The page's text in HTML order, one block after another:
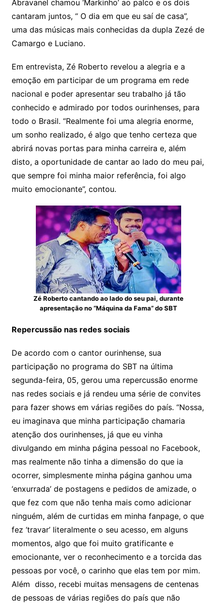
Abravanel chamou ‘Markinho’ ao palco e os dois
cantaram juntos, “ O dia em que eu saí de casa”,
uma das músicas mais conhecidas da dupla Zezé de
Camargo e Luciano.
Em entrevista, Zé Roberto revelou a alegria e a
emoção em participar de um programa em rede
nacional e poder apresentar seu trabalho já tão
conhecido e admirado por todos ourinhenses, para
todo o Brasil. “Realmente foi uma alegria enorme,
um sonho realizado, é algo que tenho certeza que
abrirá novas portas para minha carreira e, além
disto, a oportunidade de cantar ao lado do meu pai,
que sempre foi minha maior referência, foi algo
muito emocionante”, contou.
Zé Roberto cantando ao lado do seu pai, durante
apresentação no “Máquina da Fama” do SBT
Repercussão nas redes sociais
De acordo com o cantor ourinhense, sua
participação no programa do SBT na última
segunda-feira, 05, gerou uma repercussão enorme
nas redes sociais e já rendeu uma série de convites
para fazer shows em várias regiões do país. “Nossa,
eu imaginava que minha participação chamaria
atenção dos ourinhenses, já que eu vinha
divulgando em minha página pessoal no Facebook,
mas realmente não tinha a dimensão do que ia
ocorrer, simplesmente minha página ganhou uma
‘enxurrada’ de postagens e pedidos de amizade, o
que fez com que não tenha mais como adicionar
ninguém, além de curtidas em minha fanpage, o que
fez ‘travar’ literalmente o seu acesso, em alguns
momentos, algo que foi muito gratificante e
emocionante, ver o reconhecimento e a torcida das
pessoas por você, o carinho que elas tem por mim.
Além disso, recebi muitas mensagens de centenas
de pessoas de várias regiões do país que não